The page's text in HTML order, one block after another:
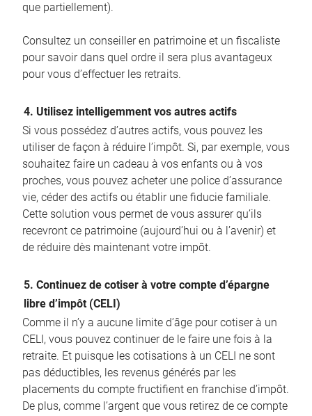
que partiellement).
Consultez un conseiller en patrimoine et un fiscaliste
pour savoir dans quel ordre il sera plus avantageux
pour vous d’effectuer les retraits.
4. Utilisez intelligemment vos autres actifs
Si vous possédez d’autres actifs, vous pouvez les
utiliser de façon à réduire l’impôt. Si, par exemple, vous
souhaitez faire un cadeau à vos enfants ou à vos
proches, vous pouvez acheter une police d’assurance
vie, céder des actifs ou établir une fiducie familiale.
Cette solution vous permet de vous assurer qu’ils
recevront ce patrimoine (aujourd’hui ou à l’avenir) et
de réduire dès maintenant votre impôt.
5. Continuez de cotiser à votre compte d’épargne
libre d’impôt (CELI)
Comme il n’y a aucune limite d’âge pour cotiser à un
CELI, vous pouvez continuer de le faire une fois à la
retraite. Et puisque les cotisations à un CELI ne sont
pas déductibles, les revenus générés par les
placements du compte fructifient en franchise d’impôt.
De plus, comme l’argent que vous retirez de ce compte